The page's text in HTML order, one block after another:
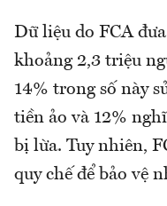
Dữ liệu do FCA
khoảng 2,3 triệu
14% trong số này
tiền ảo và 12%
bị lừa. Tuy nhiên,
quy chế để bảo vệ